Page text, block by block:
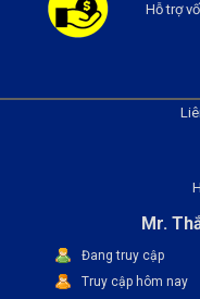
Hỗ trợ
Mr.
Đang truy cập
Truy cập hôm nay